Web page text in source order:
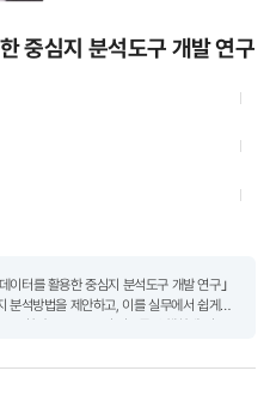
중심지 분석도구 개발 연구
이터를 활용한 중심지 분석도구 개발 연구｣
분석방법을 제안하고, 이를 실무에서 쉽게
로 한다. KRIHS: 이 연구를 수행하게 된